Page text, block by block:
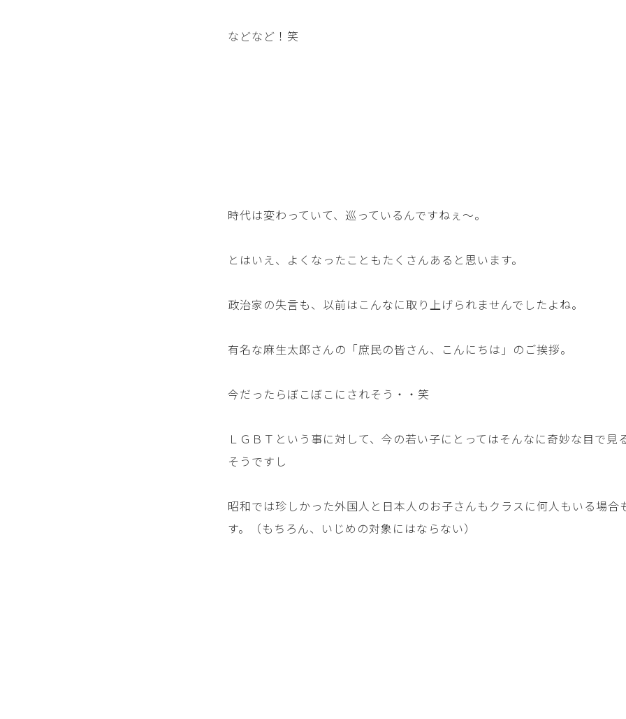
などなど！笑
時代は変わっていて、巡っているんですねぇ～。
とはいえ、よくなったこともたくさんあると思います。
政治家の失言も、以前はこんなに取り上げられませんでしたよね。
有名な麻生太郎さんの「庶民の皆さん、こんにちは」のご挨拶。
今だったらぼこぼこにされそう・・笑
ＬＧＢＴという事に対して、今の若い子にとってはそんなに奇妙な目で見
そうですし
昭和では珍しかった外国人と日本人のお子さんもクラスに何人もいる場合
す。（もちろん、いじめの対象にはならない）